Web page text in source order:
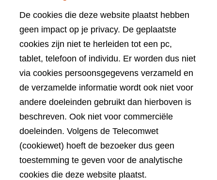
De cookies die deze website plaatst hebben
geen impact op je privacy. De geplaatste
cookies zijn niet te herleiden tot een pc,
tablet, telefoon of individu. Er worden dus niet
via cookies persoonsgegevens verzameld en
de verzamelde informatie wordt ook niet voor
andere doeleinden gebruikt dan hierboven is
beschreven. Ook niet voor commerciële
doeleinden. Volgens de Telecomwet
(cookiewet) hoeft de bezoeker dus geen
toestemming te geven voor de analytische
cookies die deze website plaatst.